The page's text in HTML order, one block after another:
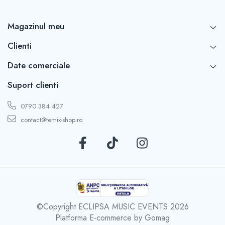
TEMIX ® și bucură-te de toate avantajele unei
acum și îmbunătățește experiența de vizionare a
Magazinul meu
Clienti
Date comerciale
Suport clienti
0790 384 427
contact@temix-shop.ro
©Copyright ECLIPSA MUSIC EVENTS 2026
Platforma E-commerce by Gomag